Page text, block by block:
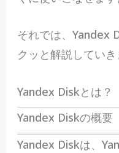
それでは、Yandex
クッと解説していき
Yandex Diskとは？
Yandex Diskの概要
Yandex Diskは、